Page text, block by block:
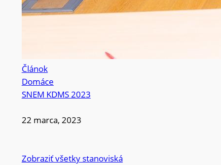
Článok
Domáce
SNEM KDMS 2023
22 marca, 2023
Zobraziť všetky stanoviská